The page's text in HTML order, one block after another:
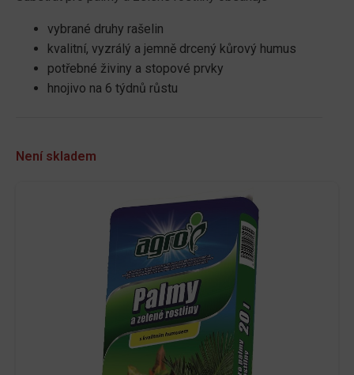
vybrané druhy rašelin
kvalitní, vyzrálý a jemně drcený kůrový humus
potřebné živiny a stopové prvky
hnojivo na 6 týdnů růstu
Není skladem